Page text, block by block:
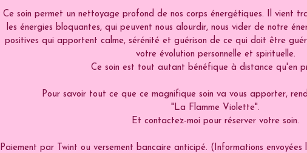
Ce soin permet un nettoyage profond de nos corps énergétiques. Il vient
les énergies bloquantes, qui peuvent nous alourdir, nous vider de notre
positives qui apportent calme, sérénité et guérison de ce qui doit être
votre évolution personnelle et spirituelle.
Ce soin est tout autant bénéfique à distance qu'en
Pour savoir tout ce que ce magnifique soin va vous apporter,
"La Flamme Violette".
Et contactez-moi pour réserver votre soin.
Paiement par Twint ou versement bancaire anticipé. (Informations envoyées